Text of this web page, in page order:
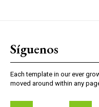
Síguenos
Each template in our ever
moved around within any